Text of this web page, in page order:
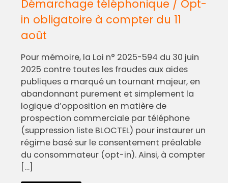
Démarchage téléphonique / Opt-
in obligatoire à compter du 11
août
Pour mémoire, la Loi n° 2025-594 du 30 juin
2025 contre toutes les fraudes aux aides
publiques a marqué un tournant majeur, en
abandonnant purement et simplement la
logique d’opposition en matière de
prospection commerciale par téléphone
(suppression liste BLOCTEL) pour instaurer un
régime basé sur le consentement préalable
du consommateur (opt-in). Ainsi, à compter
[…]